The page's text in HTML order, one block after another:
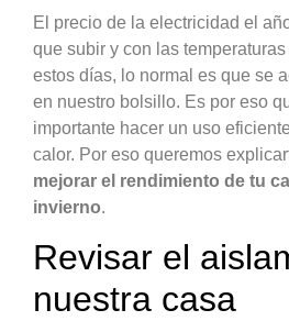
El precio de la electricidad el
que subir y con las
estos días, lo normal es que se
en nuestro bolsillo. Es por eso
importante hacer un uso
calor. Por eso queremos
mejorar el rendimiento de tu
invierno.
Revisar el
nuestra casa